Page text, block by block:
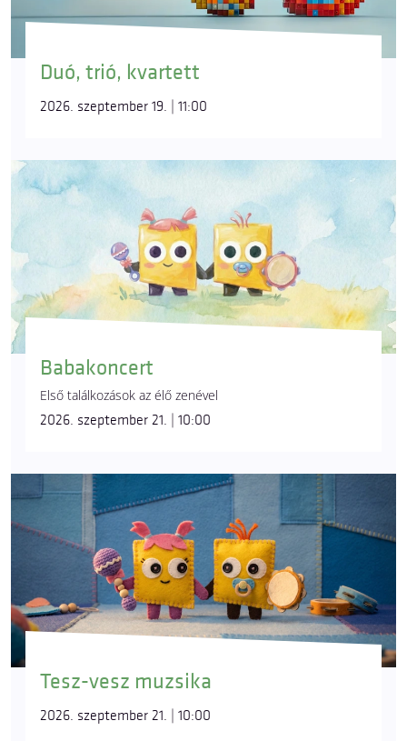
Duó, trió, kvartett
2026. szeptember 19. | 11:00
Babakoncert
Első találkozások az élő zenével
2026. szeptember 21. | 10:00
Tesz-vesz muzsika
2026. szeptember 21. | 10:00